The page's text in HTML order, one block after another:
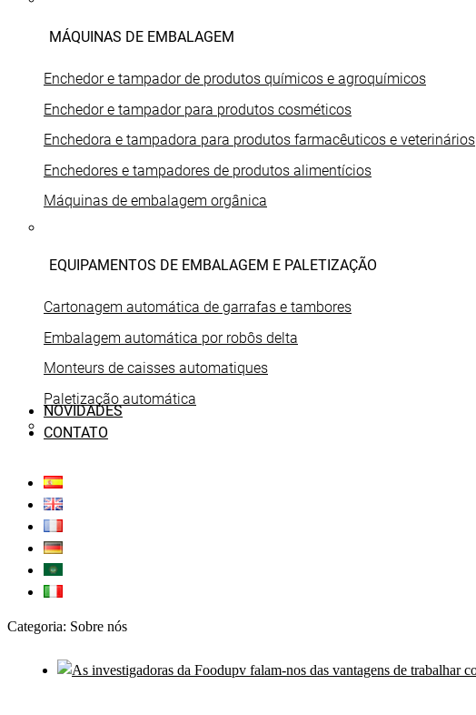
MÁQUINAS DE EMBALAGEM
Enchedor e tampador de produtos químicos e agroquímicos
Enchedor e tampador para produtos cosméticos
Enchedora e tampadora para produtos farmacêuticos e veterinários
Enchedores e tampadores de produtos alimentícios
Máquinas de embalagem orgânica
EQUIPAMENTOS DE EMBALAGEM E PALETIZAÇÃO
Cartonagem automática de garrafas e tambores
Embalagem automática por robôs delta
Monteurs de caisses automatiques
Paletização automática
NOVIDADES
CONTATO
Categoria: Sobre nós